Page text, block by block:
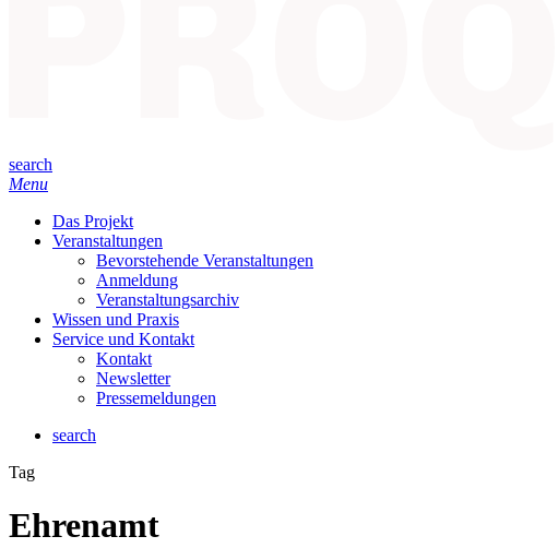
search
Menu
Das Projekt
Veranstaltungen
Bevorstehende Veranstaltungen
Anmeldung
Veranstaltungsarchiv
Wissen und Praxis
Service und Kontakt
Kontakt
Newsletter
Pressemeldungen
search
Tag
Ehrenamt